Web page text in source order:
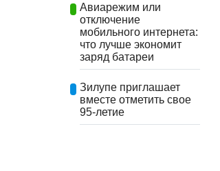
Авиарежим или
отключение
мобильного интернета:
что лучше экономит
заряд батареи
Зилупе приглашает
вместе отметить свое
95-летие